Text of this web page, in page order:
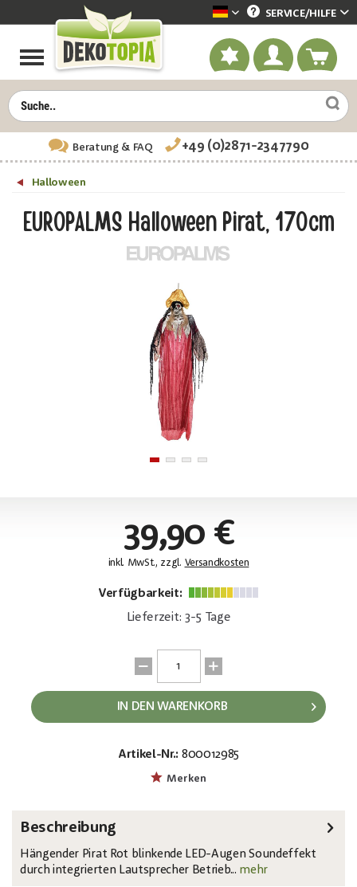
Dekotopia deutsch
SERVICE/HILFE
Beratung& FAQ +49 (0)2871-2347790
Halloween
EUROPALMS Halloween Pirat, 170cm
39,90 €
inkl. MwSt., zzgl. Versandkosten
Verfügbarkeit:
Lieferzeit: 3-5 Tage
IN DEN WARENKORB
Artikel-Nr.: 800012985
Merken
Beschreibung
Hängender Pirat Rot blinkende LED-Augen Soundeffekt
durch integrierten Lautsprecher Betrieb... mehr